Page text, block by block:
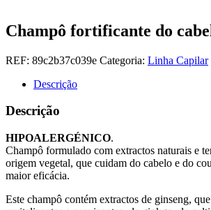
Champô fortificante do
REF: 89c2b37c039e Categoria: Linha Capilar
Descrição
Descrição
HIPOALERGÉNICO.
Champô formulado com extractos naturais e
origem vegetal, que cuidam do cabelo e do
maior eficácia.
Este champô contém extractos de ginseng,